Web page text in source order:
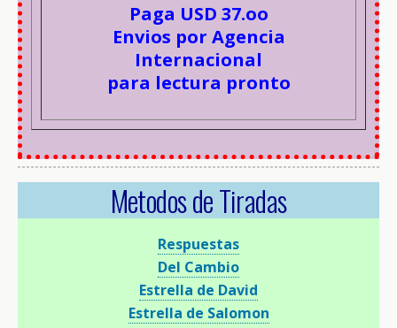
Paga USD 37.oo
Envios por Agencia
Internacional
para lectura pronto
Metodos de Tiradas
Respuestas
Del Cambio
Estrella de David
Estrella de Salomon